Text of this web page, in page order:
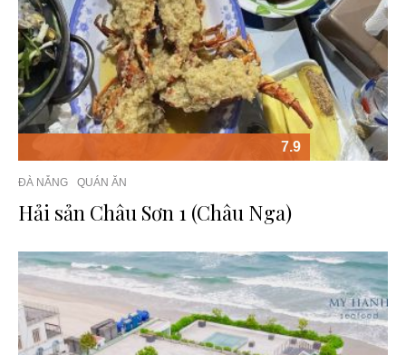
7.9
ĐÀ NẴNG QUÁN ĂN
Hải sản Châu Sơn 1 (Châu Nga)